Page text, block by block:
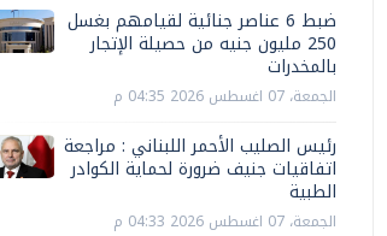
ضبط 6 عناصر جنائية لقيامهم بغسل
250 مليون جنيه من حصيلة الإتجار
بالمخدرات
الجمعة، 07 اغسطس 2026 04:35 م
رئيس الصليب الأحمر اللبناني : مراجعة
اتفاقيات جنيف ضرورة لحماية الكوادر
الطبية
الجمعة، 07 اغسطس 2026 04:33 م